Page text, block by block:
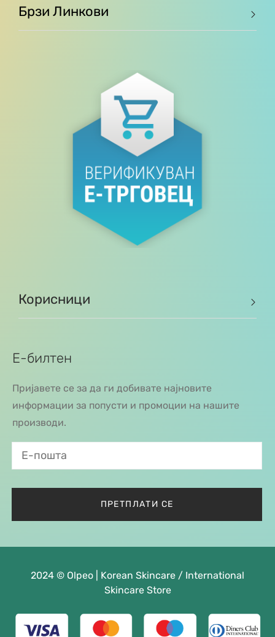
Брзи Линкови
Корисници
Е-билтен
Пријавете се за да ги добивате најновите
информации за попусти и промоции на нашите
производи.
2024 © Olpeo | Korean Skincare / International
Skincare Store